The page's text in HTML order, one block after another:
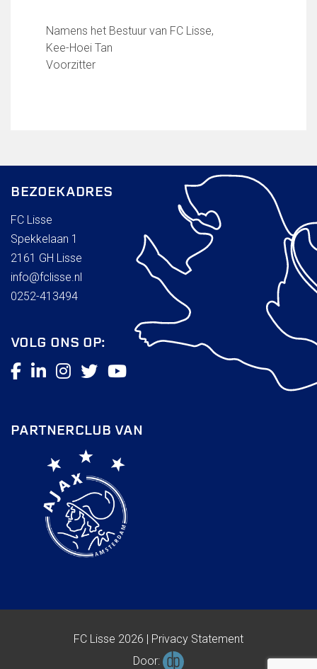
Namens het Bestuur van FC Lisse,
Kee-Hoei Tan
Voorzitter
BEZOEKADRES
FC Lisse
Spekkelaan 1
2161 GH Lisse
info@fclisse.nl
0252-413494
VOLG ONS OP:
PARTNERCLUB VAN
FC Lisse 2026 | Privacy Statement
Door: